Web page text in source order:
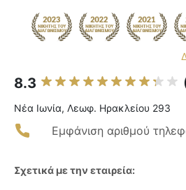
8.3
Νέα Ιωνία, Λεωφ. Ηρακλείου 293
Εμφάνιση αριθμού
Σχετικά με την εταιρεία: